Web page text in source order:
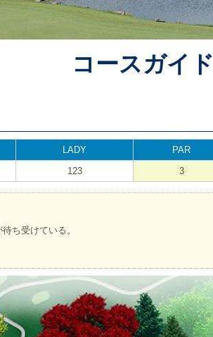
コースガイド
LADY PAR
123 3
ち受けている。